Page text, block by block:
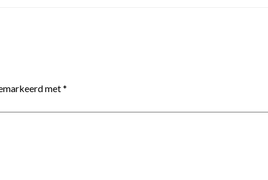
met*